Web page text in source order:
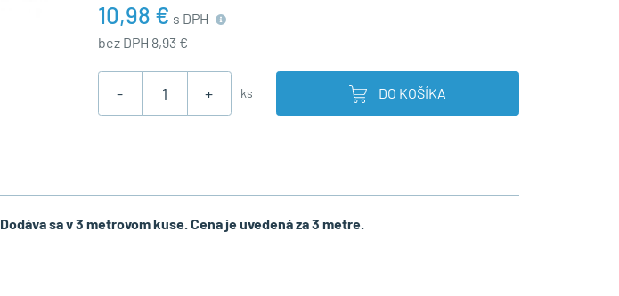
10,98 € s DPH
bez DPH 8,93 €
- + ks DO KOŠÍKA
Dodáva sa v 3 metrovom kuse. Cena je uvedená za 3 metre.